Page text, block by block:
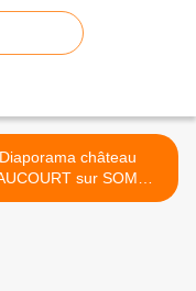
Diaporama château
sur SOMME
>